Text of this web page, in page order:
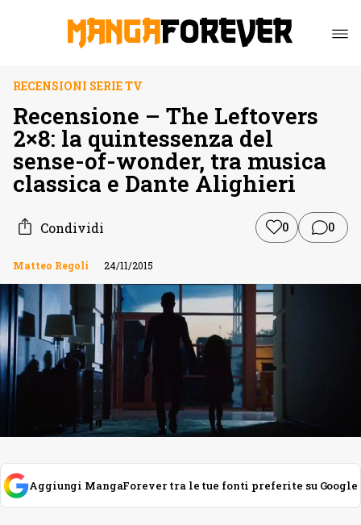
RECENSIONI SERIE TV
Recensione – The Leftovers
2×8: la quintessenza del
sense-of-wonder, tra musica
classica e Dante Alighieri
Condividi 0 0
Matteo Regoli 24/11/2015
Aggiungi MangaForever tra le tue fonti preferite su Google